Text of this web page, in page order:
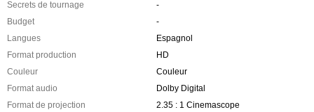
Secrets de tournage
-
Budget
-
Langues
Espagnol
Format production
HD
Couleur
Couleur
Format audio
Dolby Digital
Format de projection
2.35 : 1 Cinemascope